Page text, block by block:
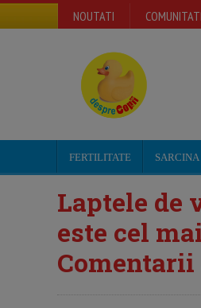
NOUTATI
FERTILITATE SARCINA
Laptele de
este cel